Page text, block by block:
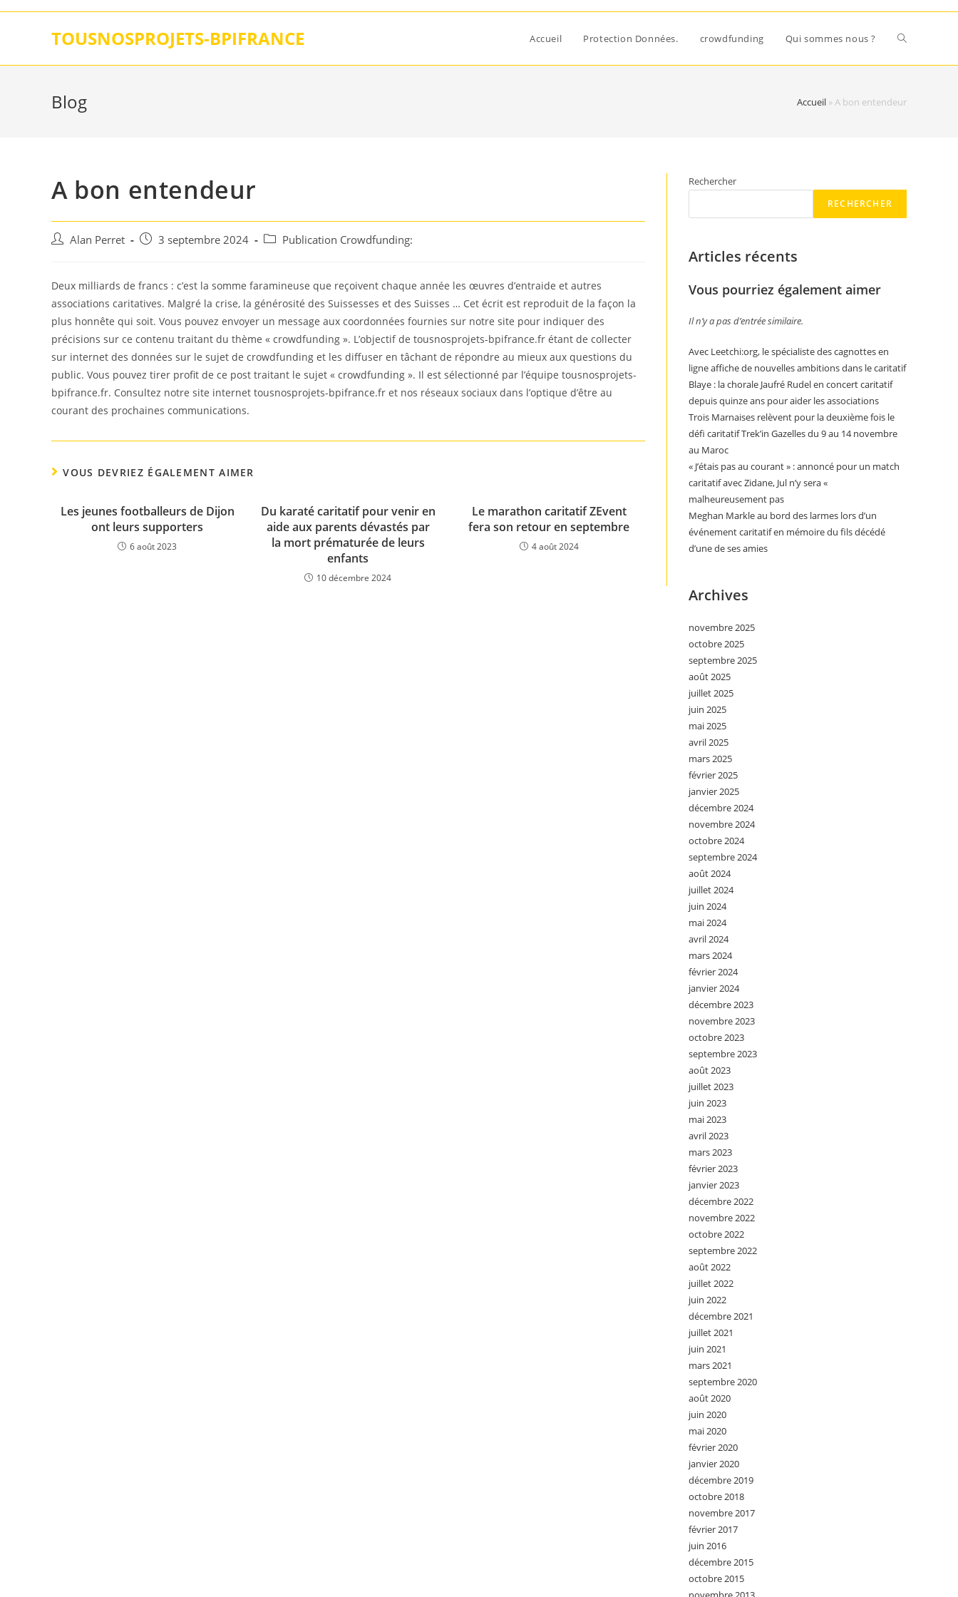
Skip
TOUSNOSPROJETS-BPIFRANCE Accueil Protection Données. crowdfunding Qui sommes nous ?
Blog Accueil » A bon entendeur
A bon entendeur
Auteur/autrice
publication :
Alan Perret
Post3 septembre 2024
Post Publication Crowdfunding:
Deux milliards de francs : c’est la somme faramineuse que reçoivent chaque année les œuvres d’entraide et autres
associations caritatives. Malgré la crise, la générosité des Suissesses et des Suisses … Cet écrit est reproduit de la façon la
plus honnête qui soit. Vous pouvez envoyer un message aux coordonnées fournies sur notre site pour indiquer des
précisions sur ce contenu traitant du thème « crowdfunding ». L’objectif de tousnosprojets-bpifrance.fr étant de collecter
sur internet des données sur le sujet de crowdfunding et les diffuser en tâchant de répondre au mieux aux questions du
public. Vous pouvez tirer profit de ce post traitant le sujet « crowdfunding ». Il est sélectionné par l’équipe tousnosprojets-
bpifrance.fr. Consultez notre site internet tousnosprojets-bpifrance.fr et nos réseaux sociaux dans l’optique d’être au
courant des prochaines communications.
VOUS DEVRIEZ ÉGALEMENT AIMER
Les jeunes footballeurs de Dijon
ont leurs supporters
6 août 2023
Du karaté caritatif pour venir en
aide aux parents dévastés par
la mort prématurée de leurs
enfants
10 décembre 2024
Le marathon caritatif ZEvent
fera son retour en septembre
4 août 2024
Rechercher
RECHERCHER
Articles récents
Vous pourriez également aimer
Il n’y a pas d’entrée similaire.
Avec Leetchi:org, le spécialiste des cagnottes en
ligne affiche de nouvelles ambitions dans le caritatif
Blaye : la chorale Jaufré Rudel en concert caritatif
depuis quinze ans pour aider les associations
Trois Marnaises relèvent pour la deuxième fois le
défi caritatif Trek’in Gazelles du 9 au 14 novembre
au Maroc
« J’étais pas au courant » : annoncé pour un match
caritatif avec Zidane, Jul n’y sera «
malheureusement pas
Meghan Markle au bord des larmes lors d’un
événement caritatif en mémoire du fils décédé
d’une de ses amies
Archives
novembre 2025
octobre 2025
septembre 2025
août 2025
juillet 2025
juin 2025
mai 2025
avril 2025
mars 2025
février 2025
janvier 2025
décembre 2024
novembre 2024
octobre 2024
septembre 2024
août 2024
juillet 2024
juin 2024
mai 2024
avril 2024
mars 2024
février 2024
janvier 2024
décembre 2023
novembre 2023
octobre 2023
septembre 2023
août 2023
juillet 2023
juin 2023
mai 2023
avril 2023
mars 2023
février 2023
janvier 2023
décembre 2022
novembre 2022
octobre 2022
septembre 2022
août 2022
juillet 2022
juin 2022
décembre 2021
juillet 2021
juin 2021
mars 2021
septembre 2020
août 2020
juin 2020
mai 2020
février 2020
janvier 2020
décembre 2019
octobre 2018
novembre 2017
février 2017
juin 2016
décembre 2015
octobre 2015